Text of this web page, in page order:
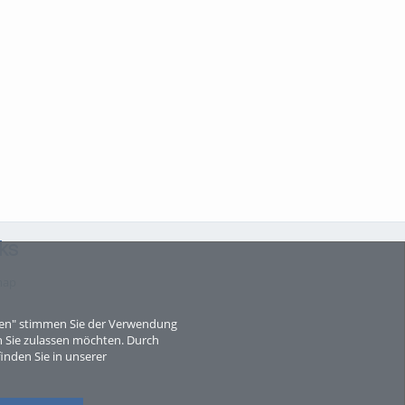
stimmen Sie der Verwendung
zulassen möchten. Durch
Sie in unserer